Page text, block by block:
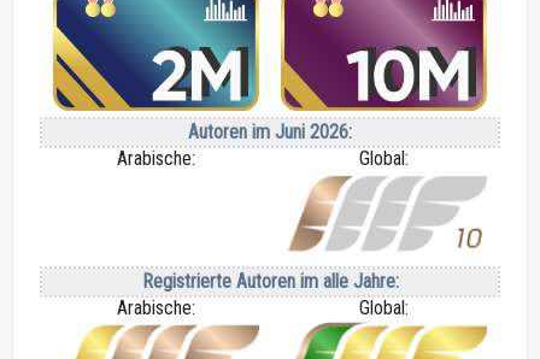
Autoren im Juni 2026:
Arabische:
Global:
Registrierte Autoren im alle Jahre:
Arabische:
Global: